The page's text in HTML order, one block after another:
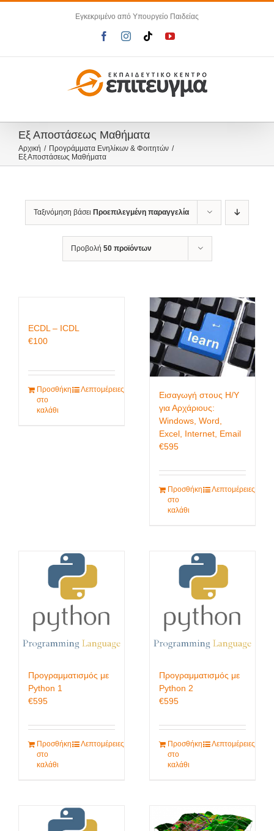
Εγκεκριμένο από Υπουργείο Παιδείας
FacebookInstagram
TiktokYouTube
Εξ Αποστάσεως Μαθήματα
Αρχική
Προγράμματα Ενηλίκων & Φοιτητών
Εξ Αποστάσεως Μαθήματα
Ταξινόμηση βάσει Προεπιλεγμένη παραγγελία
Προβολή 50 προϊόντων
ECDL – ICDL
€100
Προσθήκη
στο
καλάθι
Λεπτομέρειες
Εισαγωγή στους Η/Υ
για Αρχάριους:
Windows, Word,
Excel, Internet, Email
€595
Προσθήκη
στο
καλάθι
Λεπτομέρειες
Προγραμματισμός με
Python 1
€595
Προσθήκη
στο
καλάθι
Λεπτομέρειες
Προγραμματισμός με
Python 2
€595
Προσθήκη
στο
καλάθι
Λεπτομέρειες